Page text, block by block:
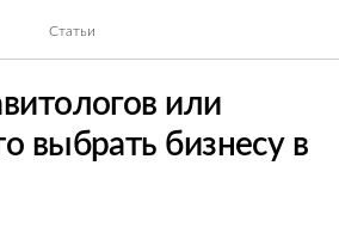
Статьи
или
выбрать бизнесу в